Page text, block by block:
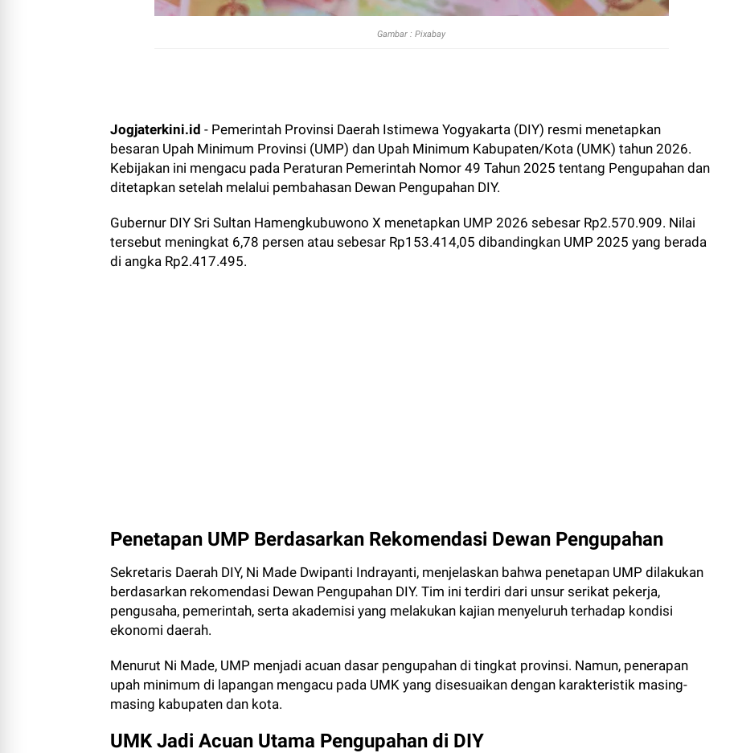
Gambar : Pixabay
Jogjaterkini.id - Pemerintah Provinsi Daerah Istimewa Yogyakarta (DIY) resmi menetapkan
besaran Upah Minimum Provinsi (UMP) dan Upah Minimum Kabupaten/Kota (UMK) tahun 2026.
Kebijakan ini mengacu pada Peraturan Pemerintah Nomor 49 Tahun 2025 tentang Pengupahan dan
ditetapkan setelah melalui pembahasan Dewan Pengupahan DIY.
Gubernur DIY Sri Sultan Hamengkubuwono X menetapkan UMP 2026 sebesar Rp2.570.909. Nilai
tersebut meningkat 6,78 persen atau sebesar Rp153.414,05 dibandingkan UMP 2025 yang berada
di angka Rp2.417.495.
Penetapan UMP Berdasarkan Rekomendasi Dewan Pengupahan
Sekretaris Daerah DIY, Ni Made Dwipanti Indrayanti, menjelaskan bahwa penetapan UMP dilakukan
berdasarkan rekomendasi Dewan Pengupahan DIY. Tim ini terdiri dari unsur serikat pekerja,
pengusaha, pemerintah, serta akademisi yang melakukan kajian menyeluruh terhadap kondisi
ekonomi daerah.
Menurut Ni Made, UMP menjadi acuan dasar pengupahan di tingkat provinsi. Namun, penerapan
upah minimum di lapangan mengacu pada UMK yang disesuaikan dengan karakteristik masing-
masing kabupaten dan kota.
UMK Jadi Acuan Utama Pengupahan di DIY